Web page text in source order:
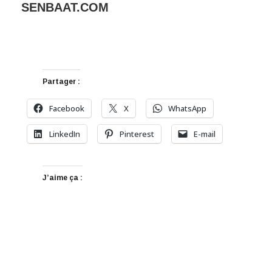
SENBAAT.COM
Partager :
Facebook X WhatsApp
LinkedIn Pinterest E-mail
J’aime ça :